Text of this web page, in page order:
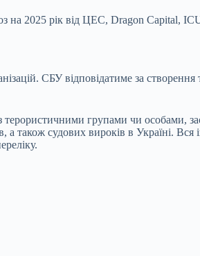
на 2025 рік від ЦЕС, Dragon Capital,
СБУ відповідатиме за створення
із терористичними групами чи
а також судових вироків в Україні. Вся